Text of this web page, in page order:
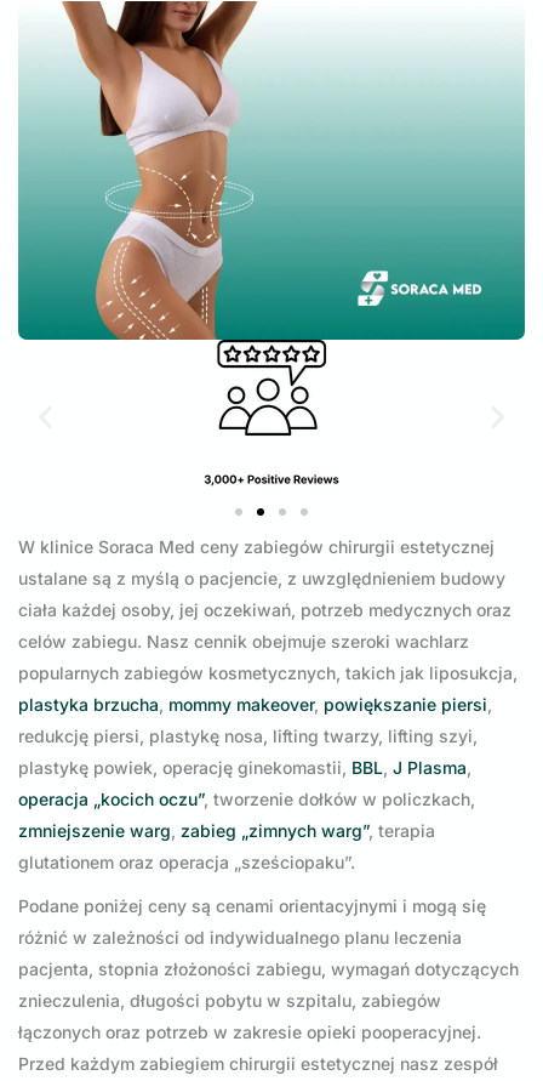
W klinice Soraca Med ceny zabiegów chirurgii estetycznej
ustalane są z myślą o pacjencie, z uwzględnieniem budowy
ciała każdej osoby, jej oczekiwań, potrzeb medycznych oraz
celów zabiegu. Nasz cennik obejmuje szeroki wachlarz
popularnych zabiegów kosmetycznych, takich jak liposukcja,
plastyka brzucha, mommy makeover, powiększanie piersi,
redukcję piersi, plastykę nosa, lifting twarzy, lifting szyi,
plastykę powiek, operację ginekomastii, BBL, J Plasma,
operacja „kocich oczu”, tworzenie dołków w policzkach,
zmniejszenie warg, zabieg „zimnych warg”, terapia
glutationem oraz operacja „sześciopaku”.
Podane poniżej ceny są cenami orientacyjnymi i mogą się
różnić w zależności od indywidualnego planu leczenia
pacjenta, stopnia złożoności zabiegu, wymagań dotyczących
znieczulenia, długości pobytu w szpitalu, zabiegów
łączonych oraz potrzeb w zakresie opieki pooperacyjnej.
Przed każdym zabiegiem chirurgii estetycznej nasz zespół